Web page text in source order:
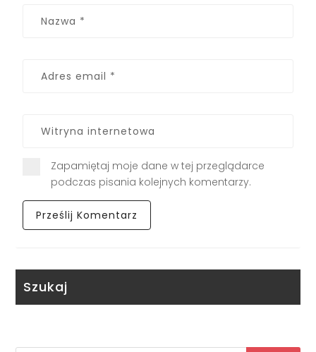
Zapamiętaj moje dane w tej przeglądarce
podczas pisania kolejnych komentarzy.
Szukaj